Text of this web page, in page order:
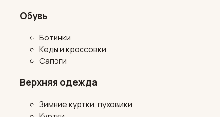
Обувь
Ботинки
Кеды и кроссовки
Сапоги
Верхняя одежда
Зимние куртки, пуховики